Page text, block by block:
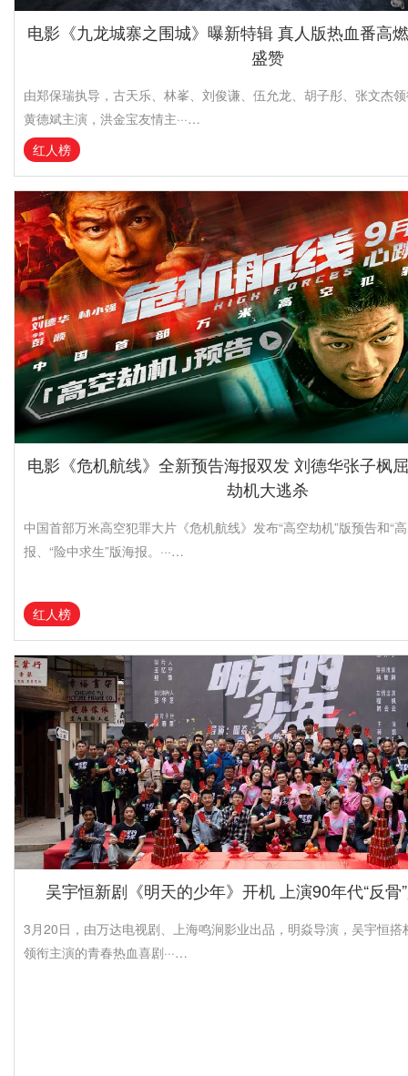
电影《九龙城寨之围城》曝新特辑 真人版热血番高
盛赞
由郑保瑞执导，古天乐、林峯、刘俊谦、伍允龙、胡子彤、张文杰
黄德斌主演，洪金宝友情主···…
红人榜
电影《危机航线》全新预告海报双发 刘德华张子枫
劫机大逃杀
中国首部万米高空犯罪大片《危机航线》发布“高空劫机”版预告和“
报、“险中求生”版海报。···…
红人榜
吴宇恒新剧《明天的少年》开机 上演90年代“反骨
3月20日，由万达电视剧、上海鸣涧影业出品，明焱导演，吴宇恒搭
领衔主演的青春热血喜剧···…